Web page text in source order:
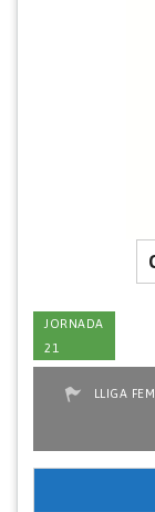
JORNADA
21
LLIGA